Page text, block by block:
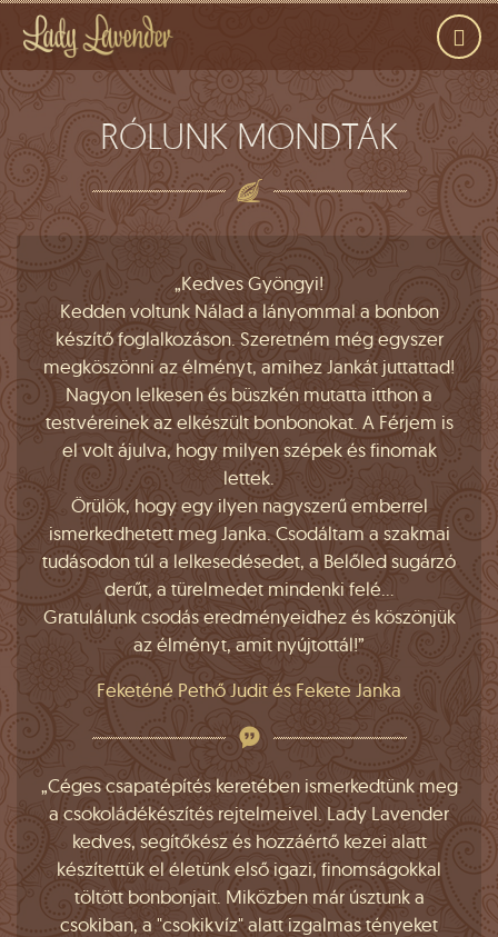
RÓLUNK MONDTÁK
„Kedves Gyöngyi!
Kedden voltunk Nálad a lányommal a bonbon
készítő foglalkozáson. Szeretném még egyszer
megköszönni az élményt, amihez Jankát juttattad!
Nagyon lelkesen és büszkén mutatta itthon a
testvéreinek az elkészült bonbonokat. A Férjem is
el volt ájulva, hogy milyen szépek és finomak
lettek.
Örülök, hogy egy ilyen nagyszerű emberrel
ismerkedhetett meg Janka. Csodáltam a szakmai
tudásodon túl a lelkesedésedet, a Belőled sugárzó
derűt, a türelmedet mindenki felé...
Gratulálunk csodás eredményeidhez és köszönjük
az élményt, amit nyújtottál!”
Feketéné Pethő Judit és Fekete Janka
„Céges csapatépítés keretében ismerkedtünk meg
a csokoládékészítés rejtelmeivel. Lady Lavender
kedves, segítőkész és hozzáértő kezei alatt
készítettük el életünk első igazi, finomságokkal
töltött bonbonjait. Miközben már úsztunk a
csokiban, a "csokikvíz" alatt izgalmas tényeket